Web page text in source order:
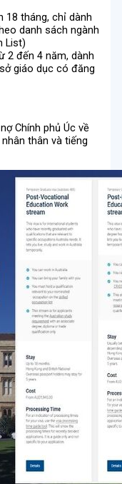
18 tháng, chỉ dành
danh sách ngành
List)
2 đến 4 năm, dành
giáo dục có đăng
Chính phủ Úc về
thân và tiếng